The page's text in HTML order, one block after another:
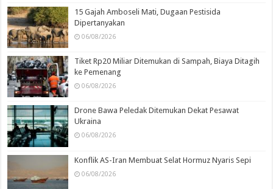
15 Gajah Amboseli Mati, Dugaan Pestisida
Dipertanyakan
06/08/2026
Tiket Rp20 Miliar Ditemukan di Sampah, Biaya Ditagih
ke Pemenang
06/08/2026
Drone Bawa Peledak Ditemukan Dekat Pesawat
Ukraina
06/08/2026
Konflik AS-Iran Membuat Selat Hormuz Nyaris Sepi
06/08/2026